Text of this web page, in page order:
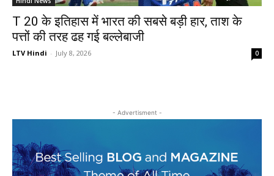
T 20 के इतिहास में भारत की सबसे बड़ी हार, ताश के
पत्तों की तरह ढह गई बल्लेबाजी
LTV Hindi - July 8, 2026 0
- Advertisment -